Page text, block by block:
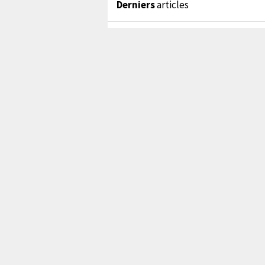
Derniersarticles